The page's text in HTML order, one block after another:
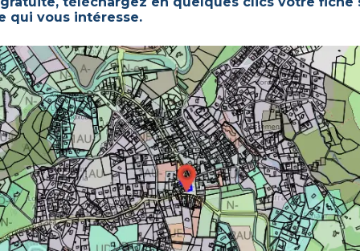
qui vous intéresse.